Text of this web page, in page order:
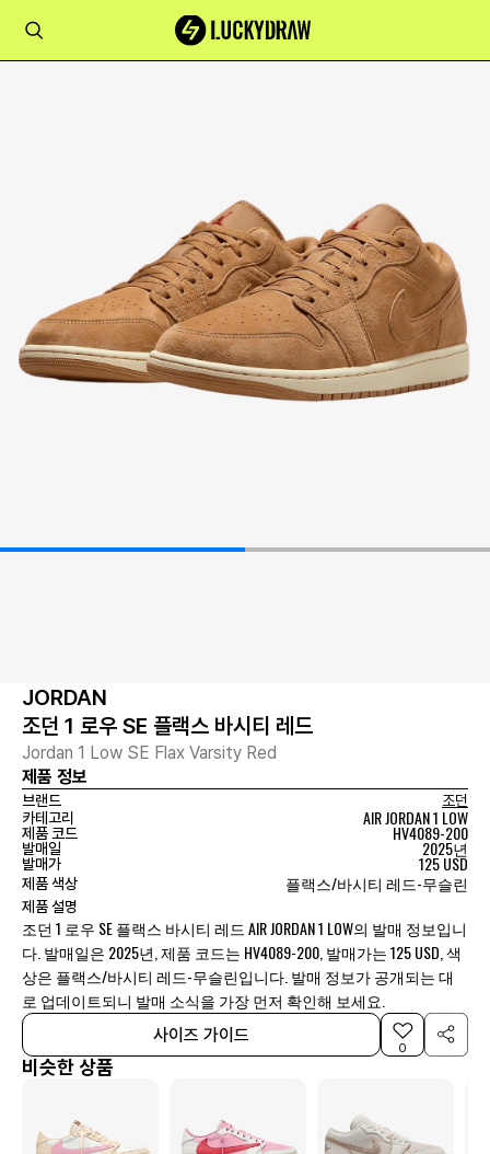
JORDAN
조던 1 로우 SE 플랙스 바시티 레드
Jordan 1 Low SE Flax Varsity Red
제품 정보
브랜드
조던
카테고리
AIR JORDAN 1 LOW
제품 코드 HV4089-200
발매일 2025년
발매가 125 USD
제품 색상 플랙스/바시티 레드-무슬린
제품 설명
조던 1 로우 SE 플랙스 바시티 레드 AIR JORDAN 1 LOW의 발매 정보입니
다. 발매일은 2025년, 제품 코드는 HV4089-200, 발매가는 125 USD, 색
상은 플랙스/바시티 레드-무슬린입니다. 발매 정보가 공개되는 대
로 업데이트되니 발매 소식을 가장 먼저 확인해 보세요.
사이즈 가이드
0
비슷한 상품